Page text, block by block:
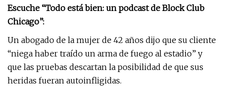
Escuche “Todo está bien: un podcast de Block Club
Chicago”:
Un abogado de la mujer de 42 años dijo que su cliente
“niega haber traído un arma de fuego al estadio” y
que las pruebas descartan la posibilidad de que sus
heridas fueran autoinfligidas.